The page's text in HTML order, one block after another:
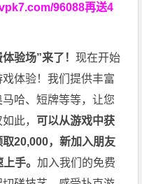
96088再送4
体验场”来了！现在开始
体验！我们提供丰富
马哈、短牌等等，让您
此， 可以从游戏中获
20,000，新加入朋友
上手。加入我们的免费